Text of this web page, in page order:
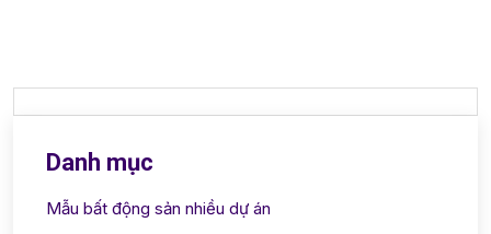
Danh mục
Mẫu bất động sản nhiều dự án